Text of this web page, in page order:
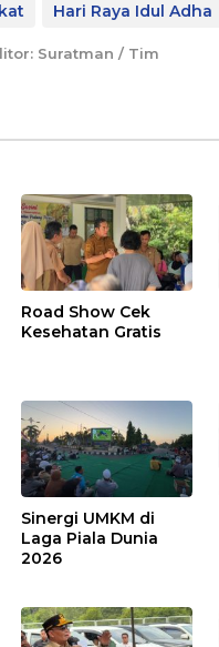
Hari Raya Idul Adha
Suratman / Tim
Road Show Cek
Kesehatan Gratis
Sinergi UMKM di
Laga Piala Dunia
2026